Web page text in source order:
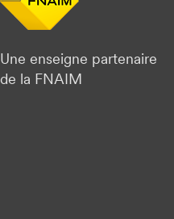
Une enseigne partenaire
de la FNAIM